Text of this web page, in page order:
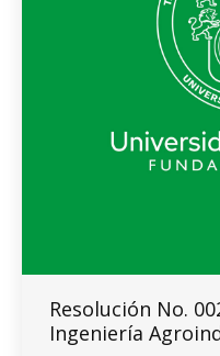
Resolución No.
Ingeniería